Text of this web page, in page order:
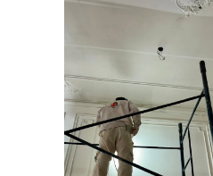
Ampliar